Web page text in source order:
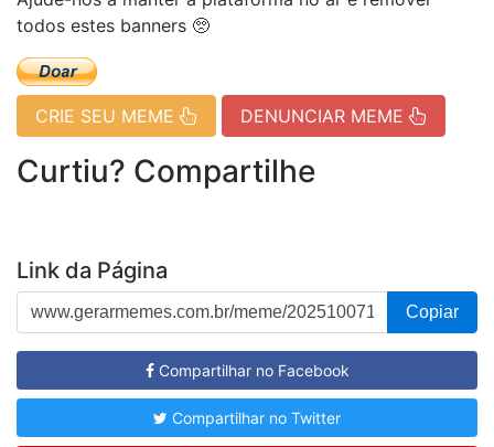
todos estes banners 🥺
CRIE SEU MEME DENUNCIAR MEME
Curtiu? Compartilhe
Link da Página
Copiar
Compartilhar no Facebook
Compartilhar no Twitter